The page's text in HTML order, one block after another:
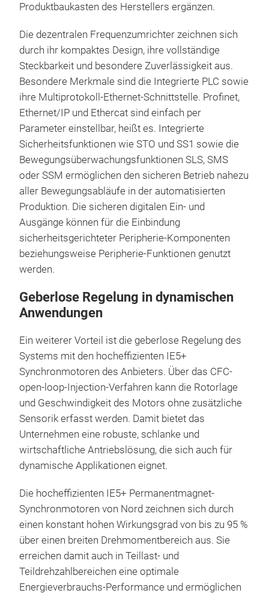
Produktbaukasten des Herstellers ergänzen.
Die dezentralen Frequenzumrichter zeichnen sich
durch ihr kompaktes Design, ihre vollständige
Steckbarkeit und besondere Zuverlässigkeit aus.
Besondere Merkmale sind die Integrierte PLC sowie
ihre Multiprotokoll-Ethernet-Schnittstelle. Profinet,
Ethernet/IP und Ethercat sind einfach per
Parameter einstellbar, heißt es. Integrierte
Sicherheitsfunktionen wie STO und SS1 sowie die
Bewegungsüberwachungsfunktionen SLS, SMS
oder SSM ermöglichen den sicheren Betrieb nahezu
aller Bewegungsabläufe in der automatisierten
Produktion. Die sicheren digitalen Ein- und
Ausgänge können für die Einbindung
sicherheitsgerichteter Peripherie-Komponenten
beziehungsweise Peripherie-Funktionen genutzt
werden.
Geberlose Regelung in dynamischen
Anwendungen
Ein weiterer Vorteil ist die geberlose Regelung des
Systems mit den hocheffizienten IE5+
Synchronmotoren des Anbieters. Über das CFC-
open-loop-Injection-Verfahren kann die Rotorlage
und Geschwindigkeit des Motors ohne zusätzliche
Sensorik erfasst werden. Damit bietet das
Unternehmen eine robuste, schlanke und
wirtschaftliche Antriebslösung, die sich auch für
dynamische Applikationen eignet.
Die hocheffizienten IE5+ Permanentmagnet-
Synchronmotoren von Nord zeichnen sich durch
einen konstant hohen Wirkungsgrad von bis zu 95 %
über einen breiten Drehmomentbereich aus. Sie
erreichen damit auch in Teillast- und
Teildrehzahlbereichen eine optimale
Energieverbrauchs-Performance und ermöglichen